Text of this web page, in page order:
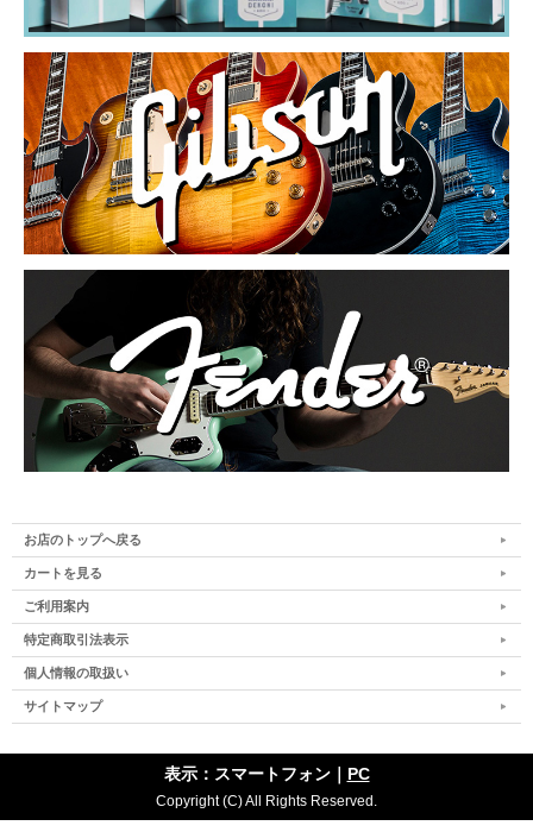
お店のトップへ戻る
カートを見る
ご利用案内
特定商取引法表示
個人情報の取扱い
サイトマップ
表示：スマートフォン｜ PC
Copyright (C) All Rights Reserved.